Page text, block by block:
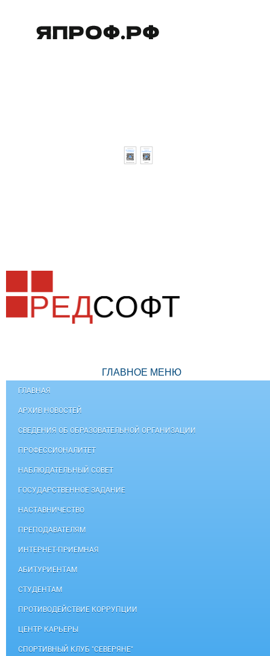
ГЛАВНОЕ МЕНЮ
ГЛАВНАЯ
АРХИВ НОВОСТЕЙ
СВЕДЕНИЯ ОБ ОБРАЗОВАТЕЛЬНОЙ ОРГАНИЗАЦИИ
ПРОФЕССИОНАЛИТЕТ
НАБЛЮДАТЕЛЬНЫЙ СОВЕТ
ГОСУДАРСТВЕННОЕ ЗАДАНИЕ
НАСТАВНИЧЕСТВО
ПРЕПОДАВАТЕЛЯМ
ИНТЕРНЕТ-ПРИЕМНАЯ
АБИТУРИЕНТАМ
СТУДЕНТАМ
ПРОТИВОДЕЙСТВИЕ КОРРУПЦИИ
ЦЕНТР КАРЬЕРЫ
СПОРТИВНЫЙ КЛУБ "СЕВЕРЯНЕ"